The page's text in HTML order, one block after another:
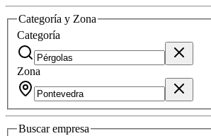
Categoría y Zona
Categoría
Zona
Buscarempresa